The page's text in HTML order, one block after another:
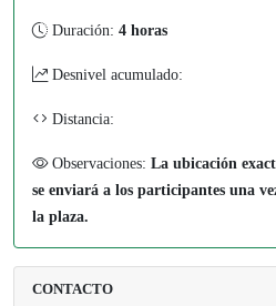
Duración: 4 horas
Desnivel acumulado:
Distancia:
Observaciones: La ubicación
se enviará a los participantes una
la plaza.
CONTACTO